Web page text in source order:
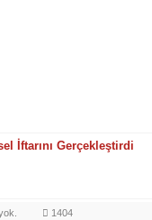
İftarını Gerçekleştirdi
1404